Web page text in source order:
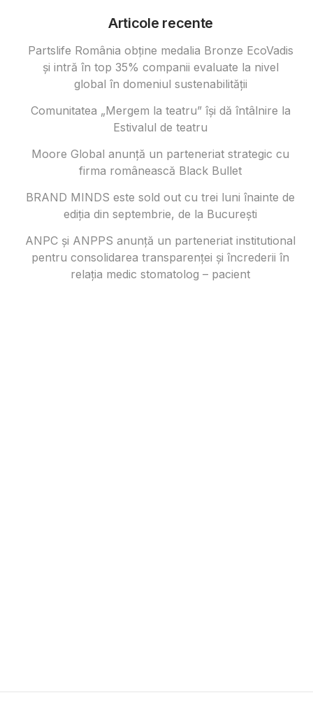
Articole recente
Partslife România obține medalia Bronze EcoVadis
și intră în top 35% companii evaluate la nivel
global în domeniul sustenabilității
Comunitatea „Mergem la teatru” își dă întâlnire la
Estivalul de teatru
Moore Global anunță un parteneriat strategic cu
firma românească Black Bullet
BRAND MINDS este sold out cu trei luni înainte de
ediția din septembrie, de la București
ANPC și ANPPS anunță un parteneriat institutional
pentru consolidarea transparenței și încrederii în
relația medic stomatolog – pacient